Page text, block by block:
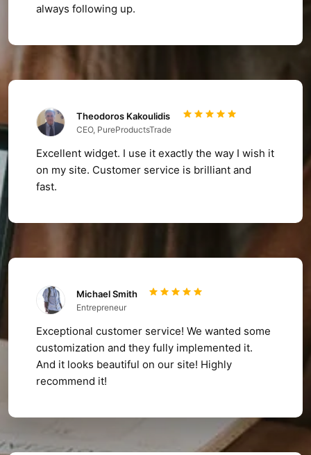
always following up.
Theodoros Kakoulidis
CEO, PureProductsTrade
Excellent widget. I use it exactly the way I wish it
on my site. Customer service is brilliant and
fast.
Michael Smith
Entrepreneur
Exceptional customer service! We wanted some
customization and they fully implemented it.
And it looks beautiful on our site! Highly
recommend it!